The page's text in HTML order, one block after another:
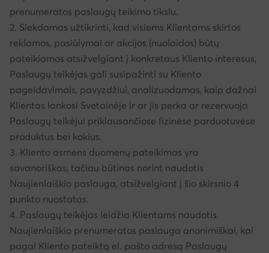
prenumeratos paslaugų teikimo tikslu.
2. Siekdamas užtikrinti, kad visiems Klientams skirtos
reklamos, pasiūlymai ar akcijos (nuolaidos) būtų
pateikiamos atsižvelgiant į konkretaus Kliento interesus,
Paslaugų teikėjas gali susipažinti su Kliento
pageidavimais, pavyzdžiui, analizuodamas, kaip dažnai
Klientas lankosi Svetainėje ir ar jis perka ar rezervuoja
Paslaugų teikėjui priklausančiose fizinėse parduotuvėse
produktus bei kokius.
3. Kliento asmens duomenų pateikimas yra
savanoriškas, tačiau būtinas norint naudotis
Naujienlaiškio paslauga, atsižvelgiant į šio skirsnio 4
punkto nuostatas.
4. Paslaugų teikėjas leidžia Klientams naudotis
Naujienlaiškio prenumeratos paslauga anonimiškai, kai
pagal Kliento pateiktą el. pašto adresą Paslaugų